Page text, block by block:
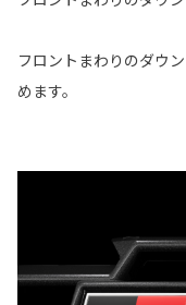
フロントまわりのダウ
めます。